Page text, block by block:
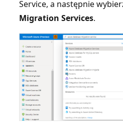
Service, a następnie
Migration Services.